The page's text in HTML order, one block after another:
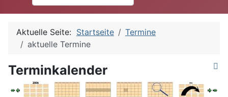
Aktuelle Seite: Startseite
Termine
aktuelle Termine
Terminkalender